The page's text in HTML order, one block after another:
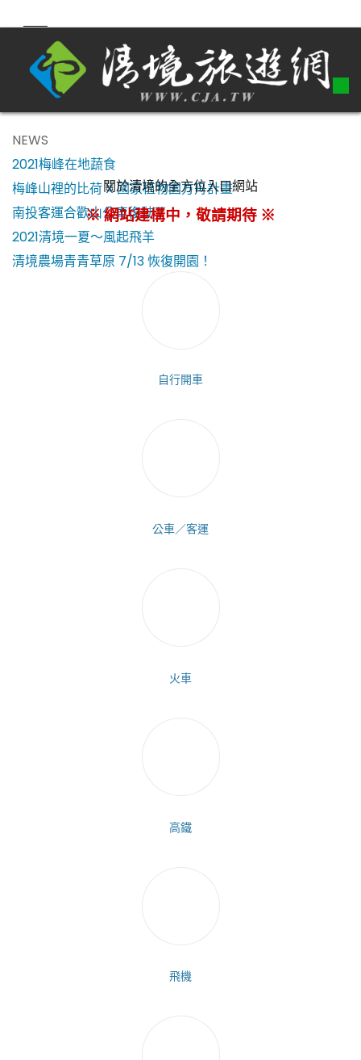
NEWS
2021梅峰在地蔬食
梅峰山裡的比荷 X 國家植物園方舟計畫
南投客運合歡山公車復駛了！
2021清境一夏～風起飛羊
清境農場青青草原 7/13 恢復開園！
關於清境的全方位入口網站
※ 網站建構中，敬請期待 ※
自行開車
公車／客運
火車
高鐵
飛機